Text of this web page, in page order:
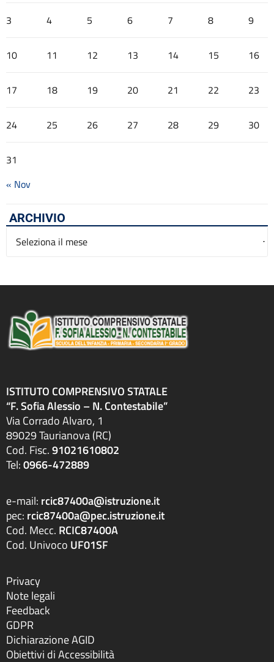
3 4 5 6 7 8 9
10 11 12 13 14 15 16
17 18 19 20 21 22 23
24 25 26 27 28 29 30
31
« Nov
ARCHIVIO
Archivio
ISTITUTO COMPRENSIVO STATALE
“F. Sofia Alessio – N. Contestabile”
Via Corrado Alvaro, 1
89029 Taurianova (RC)
Cod. Fisc.91021610802
Tel:0966-472889
e-mail: rcic87400a@istruzione.it
pec: rcic87400a@pec.istruzione.it
Cod. Mecc. RCIC87400A
Cod. Univoco UF01SF
Privacy
Note legali
Feedback
GDPR
Dichiarazione AGID
Obiettivi di Accessibilità